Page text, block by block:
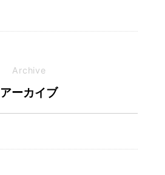
Archive
アーカイブ